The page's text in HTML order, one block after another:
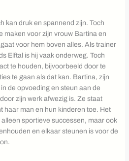
kan druk en spannend zijn. Toch
maken voor zijn vrouw Bartina en
voor hem boven alles. Als trainer
Elftal is hij vaak onderweg. Toch
te houden, bijvoorbeeld door te
te gaan als dat kan. Bartina, zijn
de opvoeding en steun aan de
zijn werk afwezig is. Ze staat
haar man en hun kinderen toe. Het
sportieve successen, maar ook
en elkaar steunen is voor de